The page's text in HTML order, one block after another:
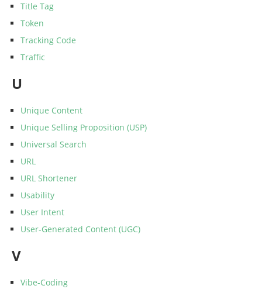
Title Tag
Token
Tracking Code
Traffic
U
Unique Content
Unique Selling Proposition (USP)
Universal Search
URL
URL Shortener
Usability
User Intent
User-Generated Content (UGC)
V
Vibe-Coding